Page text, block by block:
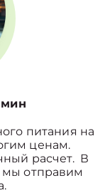
мин
питания на
ценам.
расчет. В
мы отправим